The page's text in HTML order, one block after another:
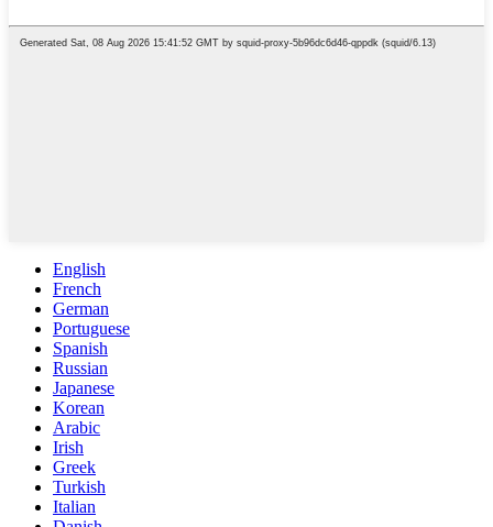
English
French
German
Portuguese
Spanish
Russian
Japanese
Korean
Arabic
Irish
Greek
Turkish
Italian